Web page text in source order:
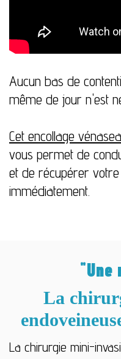
Aucun bas de
même de jour n'est
Cet encollage
vous permet de
et de récupérer
immédiatement.
"Une
La
La chirurgie mini-